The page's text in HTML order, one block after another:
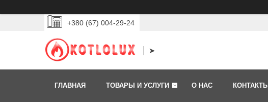
+380 (67) 004-29-24
➤
ГЛАВНАЯ ТОВАРЫ И УСЛУГИ О НАС КОНТАКТЫ